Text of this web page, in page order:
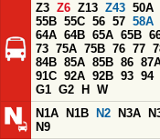
Z3 Z6 Z13 Z43 50A
55B 55C 56 57 58A
64A 64B 65A 65B
73 75A 75B 76 77
84B 85A 85B 86
91C 92A 92B 93 94
G1 G2 H
W
N1A
N1B N2 N3A
N9